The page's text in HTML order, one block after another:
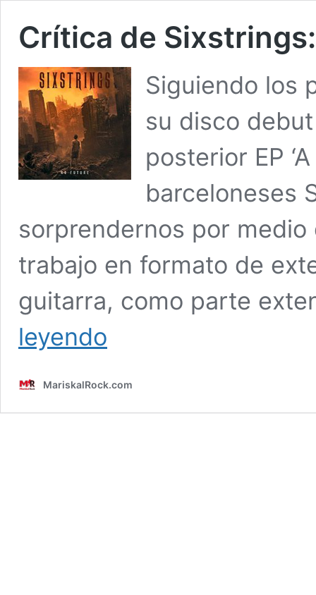
Crítica de
Siguiendo los
su disco debut
posterior EP
barceloneses
sorprendernos por
trabajo en formato de
guitarra, como parte
leyendo
Future
MariskalRock.com